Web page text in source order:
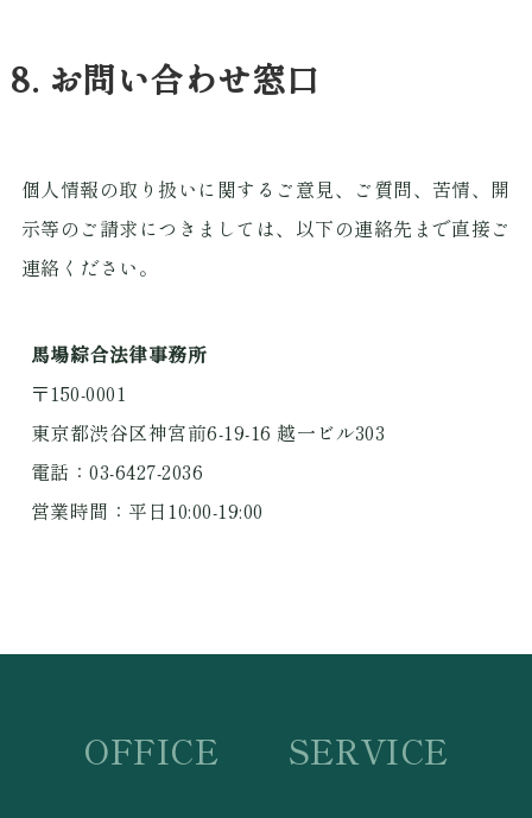
8. お問い合わせ窓口
個人情報の取り扱いに関するご意見、ご質問、苦情、開
示等のご請求につきましては、以下の連絡先まで直接ご
連絡ください。
馬場綜合法律事務所
〒150-0001
東京都渋谷区神宮前6-19-16 越一ビル303
電話：03-6427-2036
営業時間：平日10:00-19:00
OFFICE SERVICE